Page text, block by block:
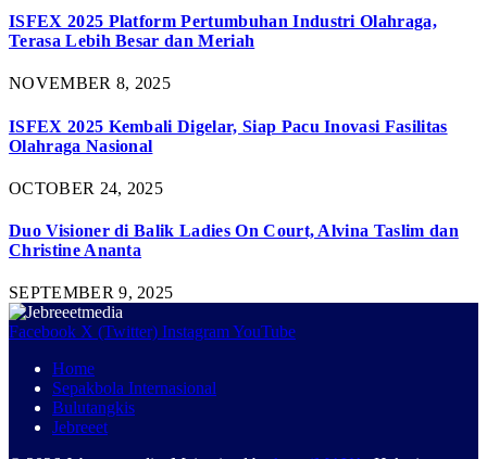
ISFEX 2025 Platform Pertumbuhan Industri Olahraga,
Terasa Lebih Besar dan Meriah
NOVEMBER 8, 2025
ISFEX 2025 Kembali Digelar, Siap Pacu Inovasi Fasilitas
Olahraga Nasional
OCTOBER 24, 2025
Duo Visioner di Balik Ladies On Court, Alvina Taslim dan
Christine Ananta
SEPTEMBER 9, 2025
Facebook X (Twitter) InstagramYouTube
Home
Sepakbola Internasional
Bulutangkis
Jebreeet